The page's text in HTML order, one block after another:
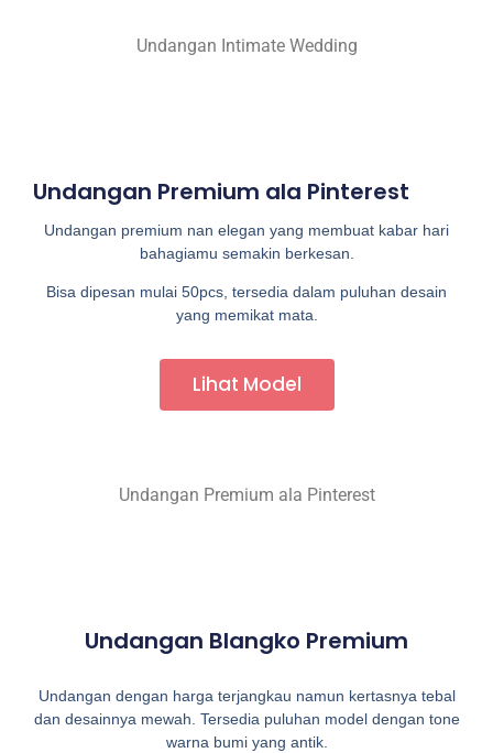
Undangan Intimate Wedding
Undangan Premium ala Pinterest
Undangan Premium ala Pinterest
Undangan premium nan elegan yang membuat kabar hari
bahagiamu semakin berkesan.
Bisa dipesan mulai 50pcs, tersedia dalam puluhan desain
yang memikat mata.
Lihat Model
Undangan Blangko Premium
Undangan dengan harga terjangkau namun kertasnya tebal
dan desainnya mewah. Tersedia puluhan model dengan tone
warna bumi yang antik.